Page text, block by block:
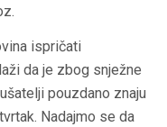
ispričati
da je zbog snježne
pouzdano znaju
Nadajmo se da